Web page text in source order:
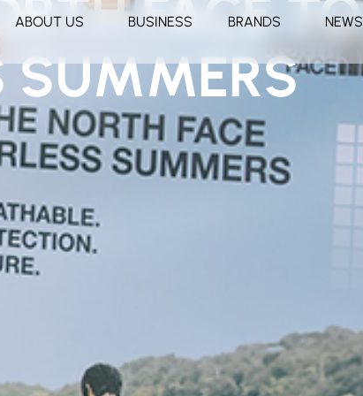
ABOUT US BUSINESS BRANDS NEWS
FACE TO
SUMMERS